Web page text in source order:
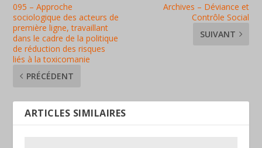
095 – Approche
sociologique des acteurs de
première ligne, travaillant
dans le cadre de la politique
de réduction des risques
liés à la toxicomanie
PRÉCÉDENT
Archives – Déviance et
Contrôle Social
SUIVANT
ARTICLES SIMILAIRES